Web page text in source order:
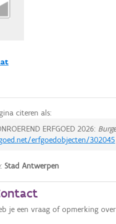
citeren als:
ERFGOED 2026:
erfgoedobjecten/302045
Stad Antwerpen
je een vraag of opmerking